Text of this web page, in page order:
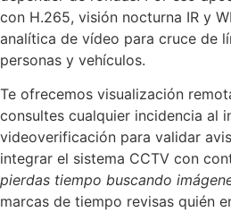
con H.265, visión nocturna IR y
analítica de vídeo para cruce de
personas y vehículos.
Te ofrecemos visualización
consultes cualquier incidencia al
videoverificación para validar
integrar el sistema CCTV con
pierdas tiempo buscando
marcas de tiempo revisas quién